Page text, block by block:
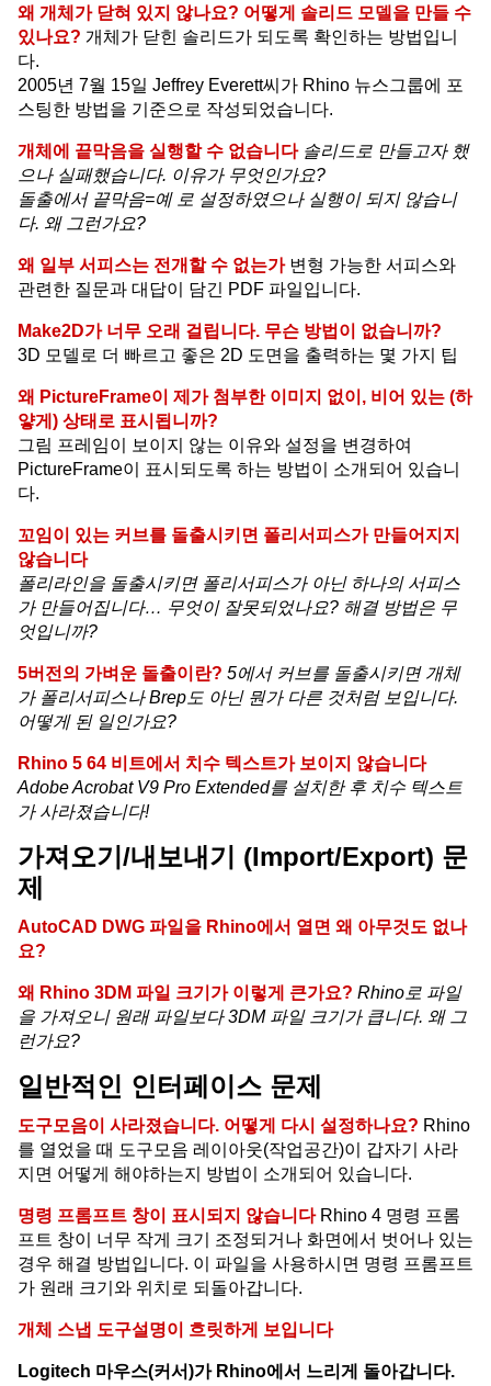
왜 개체가 닫혀 있지 않나요? 어떻게 솔리드 모델을 만들 수
있나요? 개체가 닫힌 솔리드가 되도록 확인하는 방법입니
다.
2005년 7월 15일 Jeffrey Everett씨가 Rhino 뉴스그룹에 포
스팅한 방법을 기준으로 작성되었습니다.
개체에 끝막음을 실행할 수 없습니다 솔리드로 만들고자 했
으나 실패했습니다. 이유가 무엇인가요?
돌출에서 끝막음=예 로 설정하였으나 실행이 되지 않습니
다. 왜 그런가요?
왜 일부 서피스는 전개할 수 없는가변형 가능한 서피스와
관련한 질문과 대답이 담긴 PDF 파일입니다.
Make2D가 너무 오래 걸립니다. 무슨 방법이 없습니까?
3D 모델로 더 빠르고 좋은 2D 도면을 출력하는 몇 가지 팁
왜 PictureFrame이 제가 첨부한 이미지 없이, 비어 있는 (하
얗게) 상태로 표시됩니까?
그림 프레임이 보이지 않는 이유와 설정을 변경하여
PictureFrame이 표시되도록 하는 방법이 소개되어 있습니
다.
꼬임이 있는 커브를 돌출시키면 폴리서피스가 만들어지지
않습니다
폴리라인을 돌출시키면 폴리서피스가 아닌 하나의 서피스
가 만들어집니다… 무엇이 잘못되었나요? 해결 방법은 무
엇입니까?
5버전의 가벼운 돌출이란? 5에서 커브를 돌출시키면 개체
가 폴리서피스나 Brep도 아닌 뭔가 다른 것처럼 보입니다.
어떻게 된 일인가요?
Rhino 5 64 비트에서 치수 텍스트가 보이지 않습니다
Adobe Acrobat V9 Pro Extended를 설치한 후 치수 텍스트
가 사라졌습니다!
가져오기/내보내기 (Import/Export) 문
제
AutoCAD DWG 파일을 Rhino에서 열면 왜 아무것도 없나
요?
왜 Rhino 3DM 파일 크기가 이렇게 큰가요? Rhino로 파일
을 가져오니 원래 파일보다 3DM 파일 크기가 큽니다. 왜 그
런가요?
일반적인 인터페이스 문제
도구모음이 사라졌습니다. 어떻게 다시 설정하나요? Rhino
를 열었을 때 도구모음 레이아웃(작업공간)이 갑자기 사라
지면 어떻게 해야하는지 방법이 소개되어 있습니다.
명령 프롬프트 창이 표시되지 않습니다Rhino 4 명령 프롬
프트 창이 너무 작게 크기 조정되거나 화면에서 벗어나 있는
경우 해결 방법입니다. 이 파일을 사용하시면 명령 프롬프트
가 원래 크기와 위치로 되돌아갑니다.
개체 스냅 도구설명이 흐릿하게 보입니다
Logitech 마우스(커서)가 Rhino에서 느리게 돌아갑니다.